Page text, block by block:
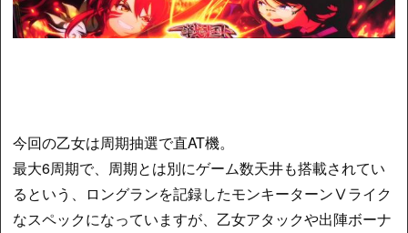
今回の乙女は周期抽選で直AT機。
最大6周期で、周期とは別にゲーム数天井も搭載されてい
るという、ロングランを記録したモンキーターンⅤライク
なスペックになっていますが、乙女アタックや出陣ボーナ